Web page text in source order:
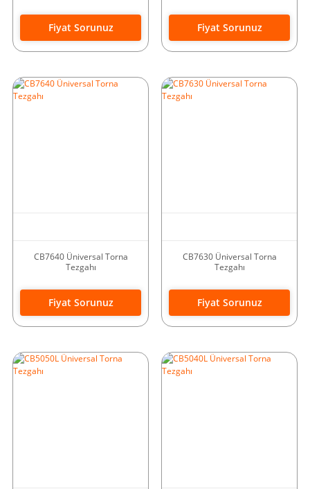
Fiyat Sorunuz Fiyat Sorunuz
CB7640 Üniversal Torna
Tezgahı
Fiyat Sorunuz
CB7630 Üniversal Torna
Tezgahı
Fiyat Sorunuz